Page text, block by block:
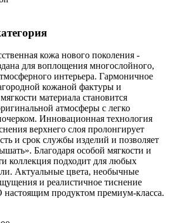
кожа нового поколения -
для воплощения многослойного,
интерьера. Гармоничное
кожаной фактуры и
материала становится
атмосферы с легко
Инновационная технология
верхнего слоя пролонгирует
и срок службы изделий и позволяет
Благодаря особой мягкости и
коллекция подходит для любых
Актуальные цвета, необычные
и реалистичное тиснение
настоящим продуктом премиум-класса.